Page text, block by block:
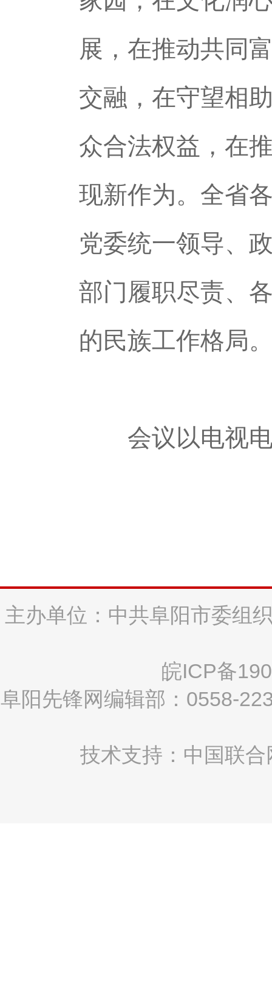
展，在推动共同
交融，在守望相
众合法权益，在
现新作为。全省
党委统一领导、
部门履职尽责、
的民族工作格局
会议以电视电
主办单位：中共阜阳市委组
皖ICP备
阜阳先锋网编辑部：0558-
技术支持：中国联